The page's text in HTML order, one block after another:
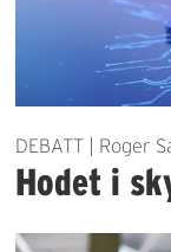
DEBATT | Roger
Hodet i